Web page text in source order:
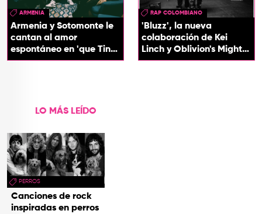
ARMENIA
Armenia y Sotomonte le
cantan al amor
espontáneo en 'que Tin
que Tan'
RAP COLOMBIANO
'Bluzz', la nueva
colaboración de Kei
Linch y Oblivion's Mighty
Trash
LO MÁS LEÍDO
PERROS
Canciones de rock
inspiradas en perros